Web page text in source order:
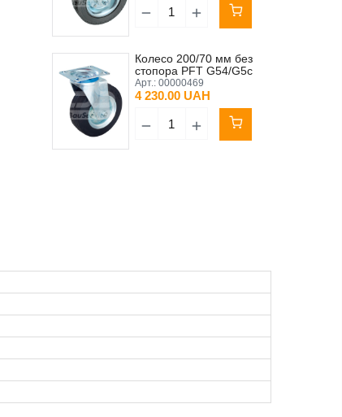
Колесо 200/70 мм без
стопора PFT G54/G5c
Original
Арт.: 00000469
4 230.00 UAH